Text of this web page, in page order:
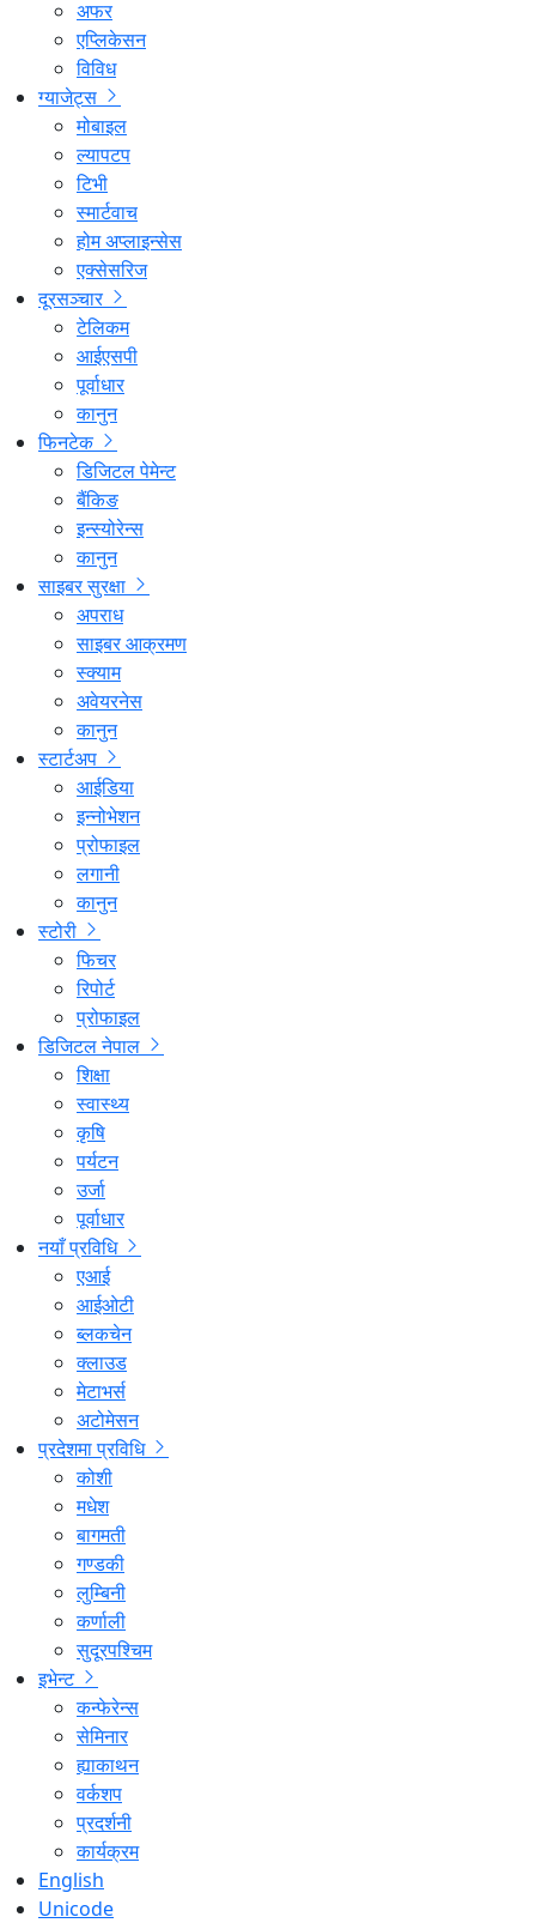
अफर
एप्लिकेसन
विविध
ग्याजेट्स
मोबाइल
ल्यापटप
टिभी
स्मार्टवाच
होम अप्लाइन्सेस
एक्सेसरिज
दूरसञ्चार
टेलिकम
आईएसपी
पूर्वाधार
कानुन
फिनटेक
डिजिटल पेमेन्ट
बैंकिङ
इन्स्योरेन्स
कानुन
साइबर सुरक्षा
अपराध
साइबर आक्रमण
स्क्याम
अवेयरनेस
कानुन
स्टार्टअप
आईडिया
इन्नोभेशन
प्रोफाइल
लगानी
कानुन
स्टोरी
फिचर
रिपोर्ट
प्रोफाइल
डिजिटल नेपाल
शिक्षा
स्वास्थ्य
कृषि
पर्यटन
उर्जा
पूर्वाधार
नयाँ प्रविधि
एआई
आईओटी
ब्लकचेन
क्लाउड
मेटाभर्स
अटोमेसन
प्रदेशमा प्रविधि
कोशी
मधेश
बागमती
गण्डकी
लुम्बिनी
कर्णाली
सुदूरपश्चिम
इभेन्ट
कन्फेरेन्स
सेमिनार
ह्याकाथन
वर्कशप
प्रदर्शनी
कार्यक्रम
English
Unicode